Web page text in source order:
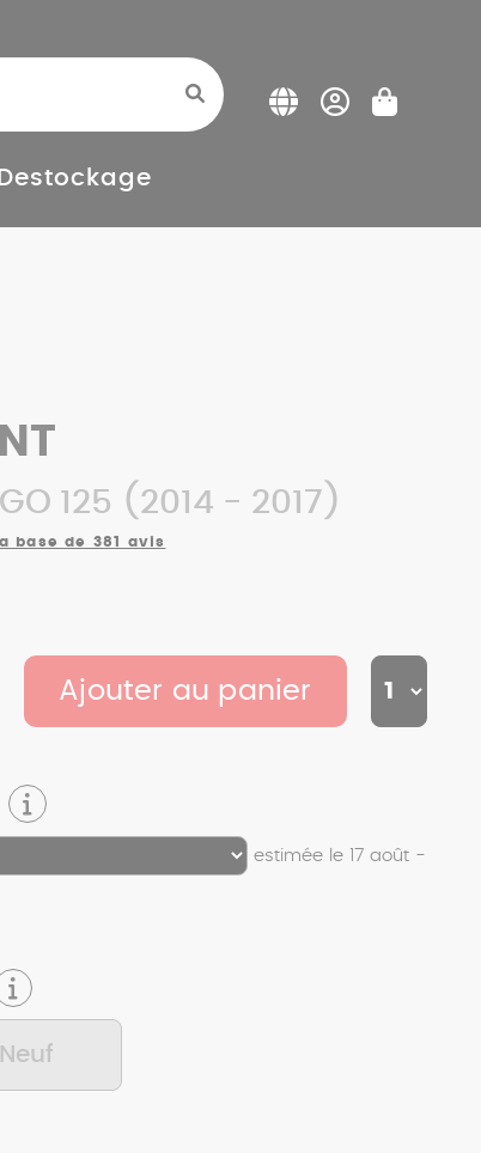
Destockage
125 (2014 - 2017)
base de 381 avis
estimée le 17 août -
Ajouter au panier
Neuf